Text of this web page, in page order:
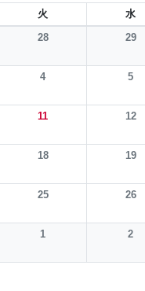
火 水
28 29
4 5
11 12
18 19
25 26
1 2